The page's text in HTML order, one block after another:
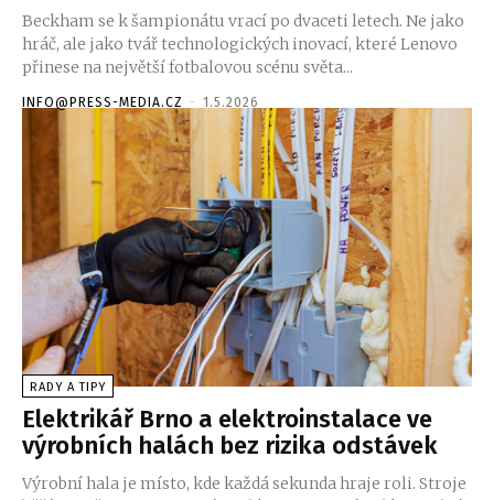
Beckham se k šampionátu vrací po dvaceti letech. Ne jako
hráč, ale jako tvář technologických inovací, které Lenovo
přinese na největší fotbalovou scénu světa...
INFO@PRESS-MEDIA.CZ - 1.5.2026
RADY A TIPY
Elektrikář Brno a elektroinstalace ve
výrobních halách bez rizika odstávek
Výrobní hala je místo, kde každá sekunda hraje roli. Stroje